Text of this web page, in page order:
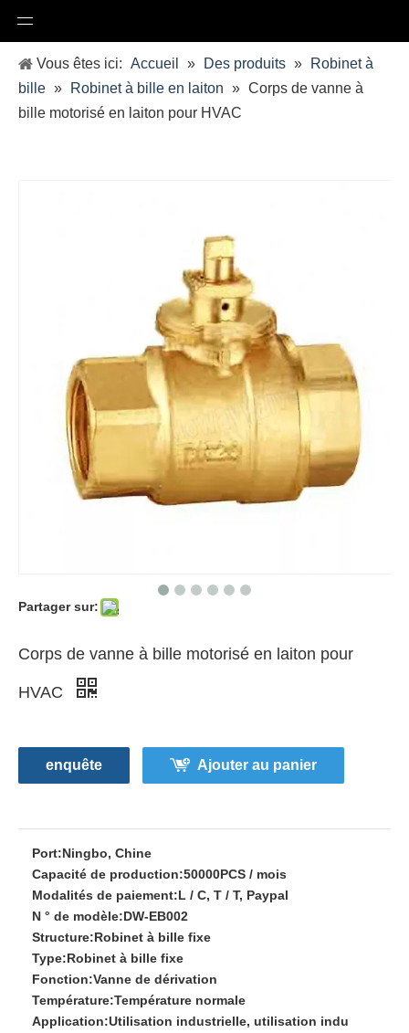
Vous êtes ici: Accueil » Des produits »
Robinet à
bille » Robinet à bille en laiton » Corps de vanne à
bille motorisé en laiton pour HVAC
Partager sur:
Corps de vanne à bille motorisé en laiton pour
HVAC
enquête Ajouter au panier
Port:Ningbo, Chine
Capacité de production:50000PCS / mois
Modalités de paiement:L / C, T / T, Paypal
N ° de modèle:DW-EB002
Structure:Robinet à bille fixe
Type:Robinet à bille fixe
Fonction:Vanne de dérivation
Température:Température normale
Application:Utilisation industrielle, utilisation indu